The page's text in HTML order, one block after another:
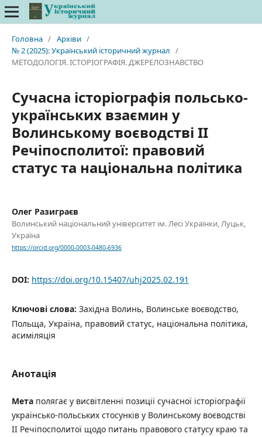
Головна / Архіви /
№ 2 (2025): Український історичний журнал /
МЕТОДОЛОГІЯ. ІСТОРІОГРАФІЯ. ДЖЕРЕЛОЗНАВСТВО
Сучасна історіографія польсько-
українських взаємин у
Волинському воєводстві II
Речіпосполитої: правовий
статус та національна політика
Олег Разиграєв
Волинський національний університет ім. Лесі Українки, Луцьк,
Україна
https://orcid.org/0000-0003-0480-6936
DOI: https://doi.org/10.15407/uhj2025.02.191
Ключові слова: Західна Волинь, Волинське воєводство,
Польща, Україна, правовий статус, національна політика,
асиміляція
Анотація
Метаполягає у висвітленні позиції сучасної історіографії
українсько-польських стосунків у Волинському воєводстві
ІІ Речіпосполитої щодо питань правового статусу краю та